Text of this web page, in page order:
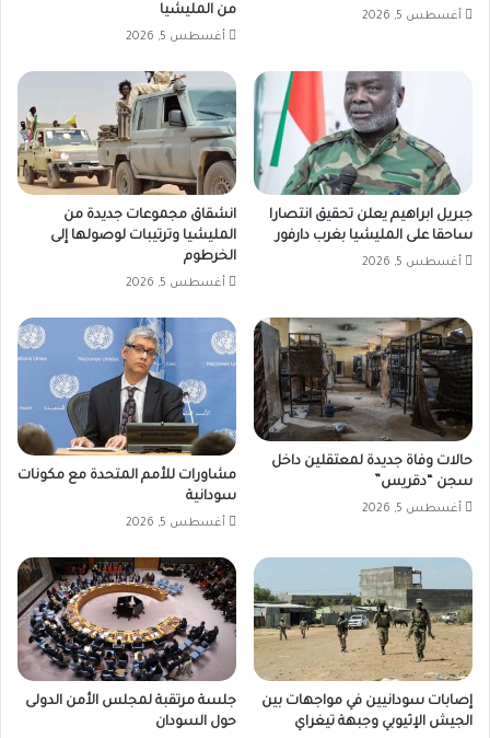
أسعار
يومية
في
الأسعار،
في
ظل
النظامية
القادمة
عبر
الحدود.
وسجلت
التعاملات
النقدية
سوق
لتداول
في
مدينة
الجنينة،
تغيراً
في
سعر
أغسطس 5, 2026
من المليشيا
أغسطس 5, 2026
جبريل ابراهيم يعلن تحقيق انتصارا
ساحقا على المليشيا بغرب دارفور
أغسطس 5, 2026
انشقاق مجموعات جديدة من
المليشيا وترتيبات لوصولها إلى
الخرطوم
أغسطس 5, 2026
حالات وفاة جديدة لمعتقلين داخل
سجن “دقريس”
أغسطس 5, 2026
مشاورات للأمم المتحدة مع مكونات
سودانية
أغسطس 5, 2026
إصابات سودانيين في مواجهات بين
الجيش الإثيوبي وجبهة تيغراي
جلسة مرتقبة لمجلس الأمن الدولى
حول السودان